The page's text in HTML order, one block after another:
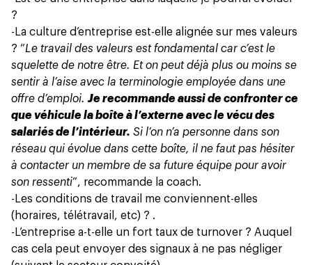
?
-La culture d’entreprise est-elle alignée sur mes valeurs
? “Le travail des valeurs est fondamental car c’est le
squelette de notre être. Et on peut déjà plus ou moins se
sentir à l’aise avec la terminologie employée dans une
offre d’emploi. Je recommande aussi de confronter ce
que véhicule la boîte à l’externe avec le vécu des
salariés de l’intérieur. Si l’on n’a personne dans son
réseau qui évolue dans cette boîte, il ne faut pas hésiter
à contacter un membre de sa future équipe pour avoir
son ressenti”, recommande la coach.
-Les conditions de travail me conviennent-elles
(horaires, télétravail, etc) ? .
-L’entreprise a-t-elle un fort taux de turnover ? Auquel
cas cela peut envoyer des signaux à ne pas négliger